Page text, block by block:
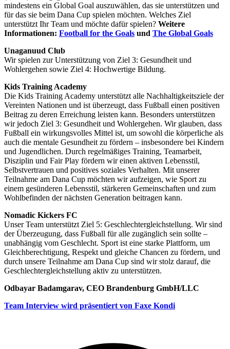
mindestens ein Global Goal auszuwählen, das sie unterstützen und
für das sie beim Dana Cup spielen möchten. Welches Ziel
unterstützt Ihr Team und möchte dafür spielen? Weitere
Informationen: Football for the Goals und The Global Goals
Unaganuud Club
Wir spielen zur Unterstützung von Ziel 3: Gesundheit und
Wohlergehen sowie Ziel 4: Hochwertige Bildung.
Kids Training Academy
Die Kids Training Academy unterstützt alle Nachhaltigkeitsziele der
Vereinten Nationen und ist überzeugt, dass Fußball einen positiven
Beitrag zu deren Erreichung leisten kann. Besonders unterstützen
wir jedoch Ziel 3: Gesundheit und Wohlergehen. Wir glauben, dass
Fußball ein wirkungsvolles Mittel ist, um sowohl die körperliche als
auch die mentale Gesundheit zu fördern – insbesondere bei Kindern
und Jugendlichen. Durch regelmäßiges Training, Teamarbeit,
Disziplin und Fair Play fördern wir einen aktiven Lebensstil,
Selbstvertrauen und positives soziales Verhalten. Mit unserer
Teilnahme am Dana Cup möchten wir aufzeigen, wie Sport zu
einem gesünderen Lebensstil, stärkeren Gemeinschaften und zum
Wohlbefinden der nächsten Generation beitragen kann.
Nomadic Kickers FC
Unser Team unterstützt Ziel 5: Geschlechtergleichstellung. Wir sind
der Überzeugung, dass Fußball für alle zugänglich sein sollte –
unabhängig vom Geschlecht. Sport ist eine starke Plattform, um
Gleichberechtigung, Respekt und gleiche Chancen zu fördern, und
durch unsere Teilnahme am Dana Cup sind wir stolz darauf, die
Geschlechtergleichstellung aktiv zu unterstützen.
Odbayar Badamgarav, CEO Brandenburg GmbH/LLC
Team Interview wird präsentiert von Faxe Kondi